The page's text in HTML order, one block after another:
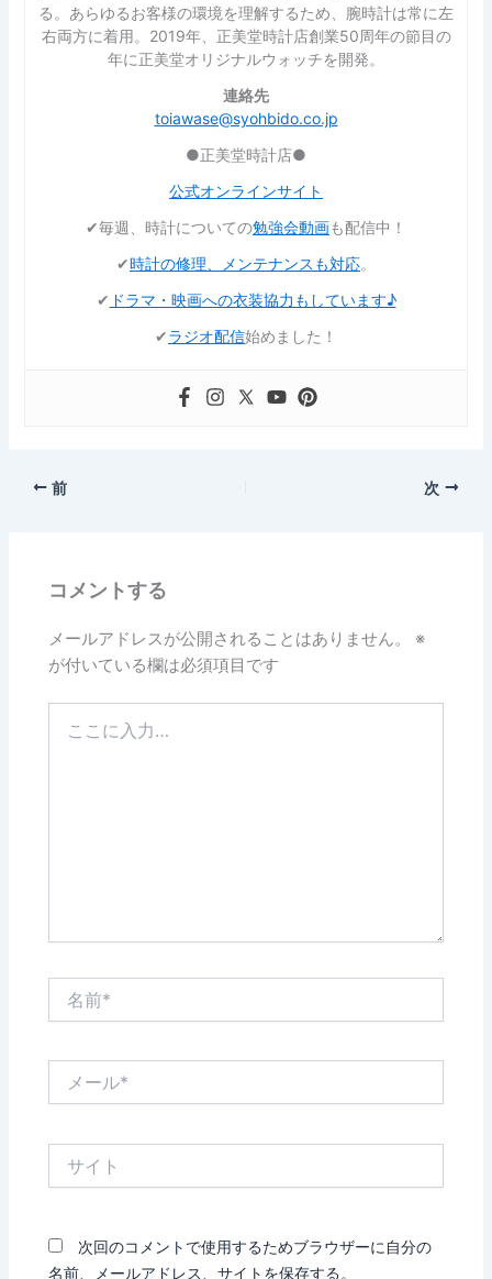
る。あらゆるお客様の環境を理解するため、腕時計は常に左
右両方に着用。2019年、正美堂時計店創業50周年の節目の
年に正美堂オリジナルウォッチを開発。
連絡先
toiawase@syohbido.co.jp
●正美堂時計店●
公式オンラインサイト
✔︎毎週、時計についての勉強会動画も配信中！
✔︎時計の修理、メンテナンスも対応。
✔︎ ドラマ・映画への衣装協力もしています♪
✔︎ラジオ配信始めました！
前 次
コメントする
メールアドレスが公開されることはありません。
※
が付いている欄は必須項目です
次回のコメントで使用するためブラウザーに自分の
名前、メールアドレス、サイトを保存する。